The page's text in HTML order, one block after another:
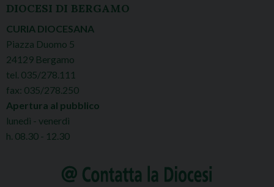
DIOCESI DI BERGAMO
CURIA DIOCESANA
Piazza Duomo 5
24129 Bergamo
tel. 035/278.111
fax: 035/278.250
Apertura al pubblico
lunedì - venerdì
h. 08.30 - 12.30